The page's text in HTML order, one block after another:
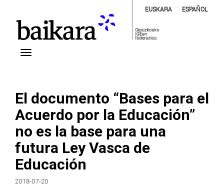
EUSKARA ESPAÑOL
El documento “Bases para el
Acuerdo por la Educación”
no es la base para una
futura Ley Vasca de
Educación
2018-07-20